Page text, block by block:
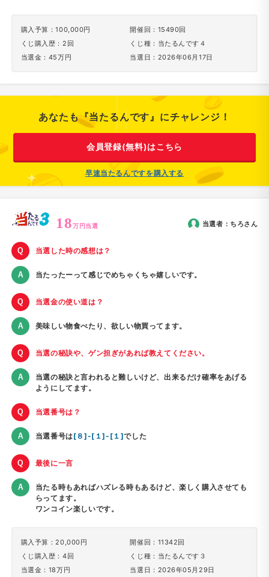
購入予算：100,000円
くじ購入歴：2回
当選金：45万円
開催回：15490回
くじ種：当たるんです４
当選日：2026年06月17日
あなたも『当たるんです』にチャレンジ！
会員登録(無料)はこちら
早速当たるんですを購入する
18万円当選 当選者： ちろさん
当選した時の感想は？
当たったーって感じでめちゃくちゃ嬉しいです。
当選金の使い道は？
美味しい物食べたり、欲しい物買ってます。
当選の秘訣や、ゲン担ぎがあれば教えてください。
当選の秘訣と言われると難しいけど、出来るだけ確率をあげる
ようにしてます。
当選番号は？
当選番号は[８]-[１]-[１]でした
最後に一言
当たる時もあればハズレる時もあるけど、楽しく購入させても
らってます。
ワンコイン楽しいです。
購入予算：20,000円
くじ購入歴：4回
当選金：18万円
開催回：11342回
くじ種：当たるんです３
当選日：2026年05月29日